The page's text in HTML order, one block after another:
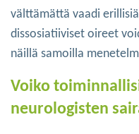
välttämättä vaadi
dissosiatiiviset oireet
näillä samoilla
Voiko
neurologisten